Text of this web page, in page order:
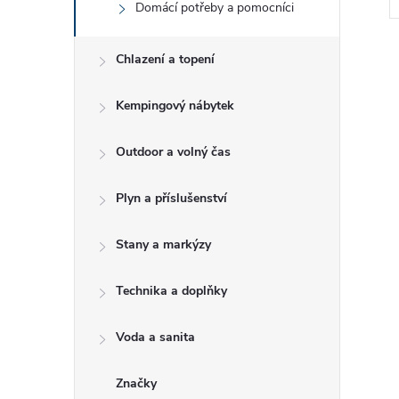
e
Domácí potřeby a pomocníci
Chlazení a topení
Kempingový nábytek
Outdoor a volný čas
Plyn a příslušenství
Stany a markýzy
Technika a doplňky
Voda a sanita
Značky